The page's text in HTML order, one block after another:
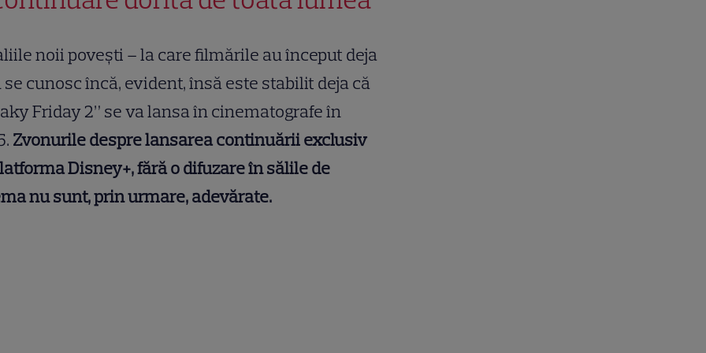
noii povești – la care filmările au început deja
se cunosc încă, evident, însă este stabilit deja că
Friday 2” se va lansa în cinematografe în
Zvonurile despre lansarea continuării exclusiv
Disney+, fără o difuzare în sălile de
nu sunt, prin urmare, adevărate.